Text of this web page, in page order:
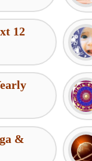
12
&